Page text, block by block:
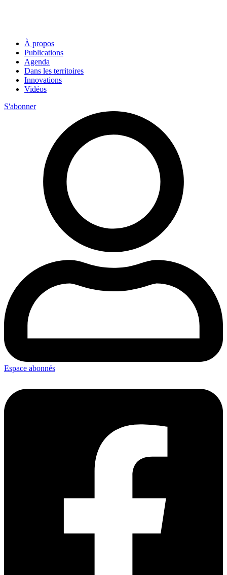
À propos
Publications
Agenda
Dans les territoires
Innovations
Vidéos
S'abonner
Espace abonnés